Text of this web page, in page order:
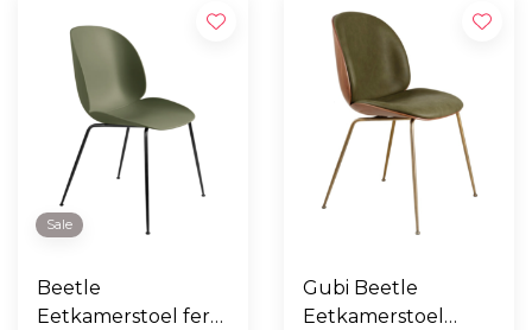
Sale
Beetle
Eetkamerstoel fern
Gubi Beetle
Eetkamerstoel